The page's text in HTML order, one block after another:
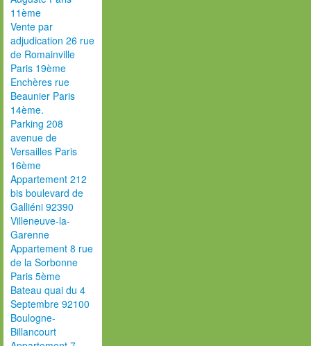
11ème
Vente par
adjudication 26 rue
de Romainville
Paris 19ème
Enchères rue
Beaunier Paris
14ème.
Parking 208
avenue de
Versailles Paris
16ème
Appartement 212
bis boulevard de
Galliéni 92390
Villeneuve-la-
Garenne
Appartement 8 rue
de la Sorbonne
Paris 5ème
Bateau quai du 4
Septembre 92100
Boulogne-
Billancourt